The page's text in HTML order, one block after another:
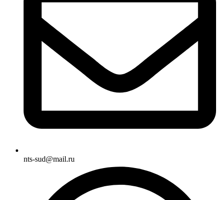
nts-sud@mail.ru